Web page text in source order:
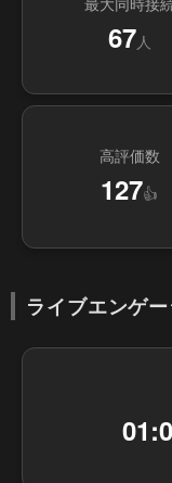
67人
高評価数
127👍
ライブエンゲ